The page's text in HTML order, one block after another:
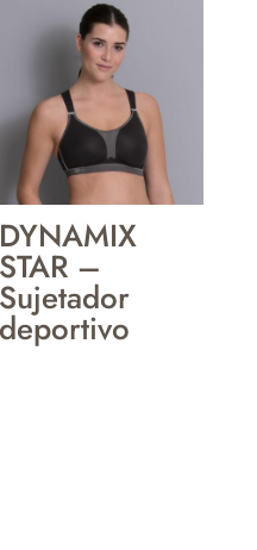
DYNAMIX
STAR –
Sujetador
deportivo